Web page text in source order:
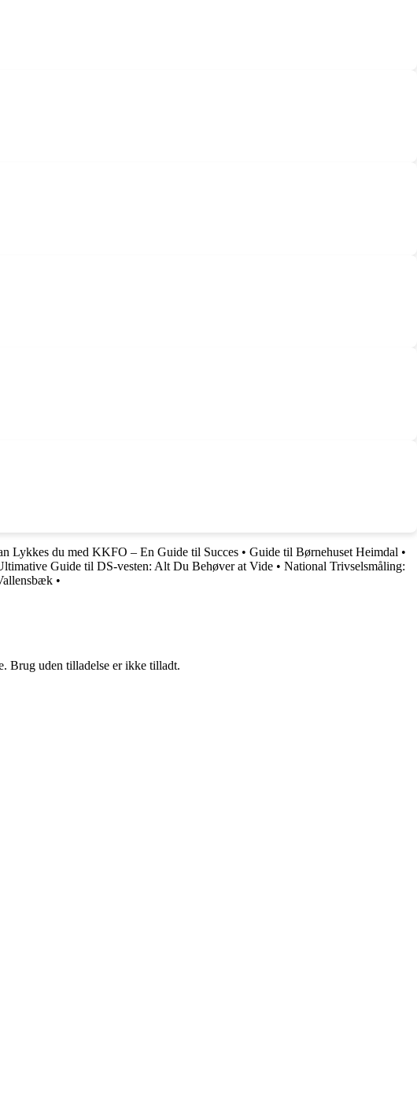
Lykkes du med KKFO – En Guide til Succes • Guide til Børnehuset Heimdal •
Guide til DS-vesten: Alt Du Behøver at Vide • National Trivselsmåling:
•
Brug uden tilladelse er ikke tilladt.